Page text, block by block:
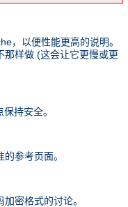
，以便性能更高的说明。
那样做 (这会让它更慢或更
持安全。
参考页面。
密格式的讨论。